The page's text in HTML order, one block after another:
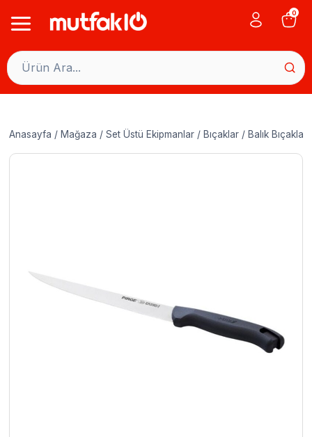
0
Anasayfa / Mağaza / Set Üstü Ekipmanlar / Bıçaklar / Balık Bıçakları